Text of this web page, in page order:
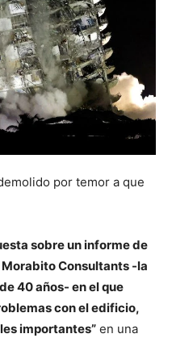
por temor a que
sobre un informe de
Consultants -la
40 años- en el que
con el edificio,
importantes” en una